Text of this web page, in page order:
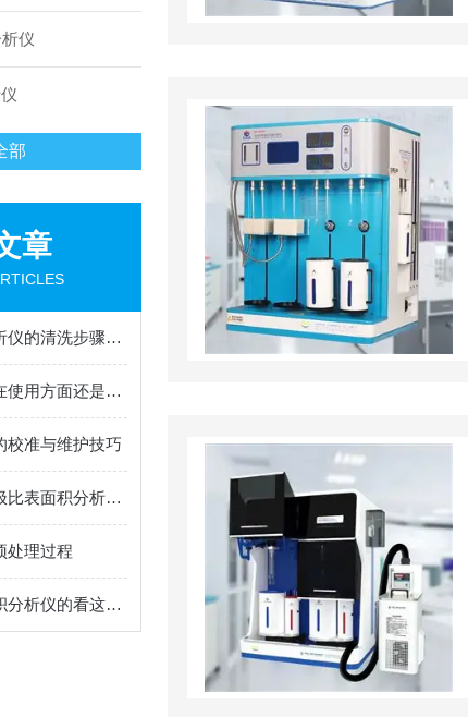
仪
部
章
谈谈比表面积分析仪的清洗步骤和注意事项
比表面积分析仪在使用方面还是有些要领的
校准与维护技巧
石墨类碳材料负极比表面积分析仪介绍
处理过程
还不知道比表面积分析仪的看这里！